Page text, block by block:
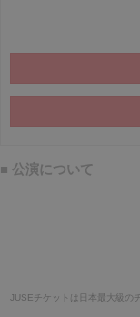
■ 公演について
JUSEチケットは日本最大級の